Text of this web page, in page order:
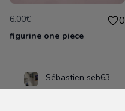
6.00€ 0
figurine one piece
Sébastien seb63